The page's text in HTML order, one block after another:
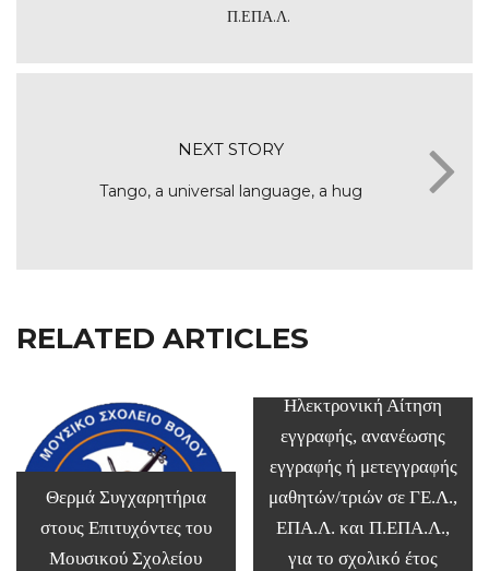
Π.ΕΠΑ.Λ.
NEXT STORY
Tango, a universal language, a hug
RELATED ARTICLES
Θερμά Συγχαρητήρια
στους Επιτυχόντες του
Μουσικού Σχολείου
Ηλεκτρονική Αίτηση
εγγραφής, ανανέωσης
εγγραφής ή μετεγγραφής
μαθητών/τριών σε ΓΕ.Λ.,
ΕΠΑ.Λ. και Π.ΕΠΑ.Λ.,
για το σχολικό έτος